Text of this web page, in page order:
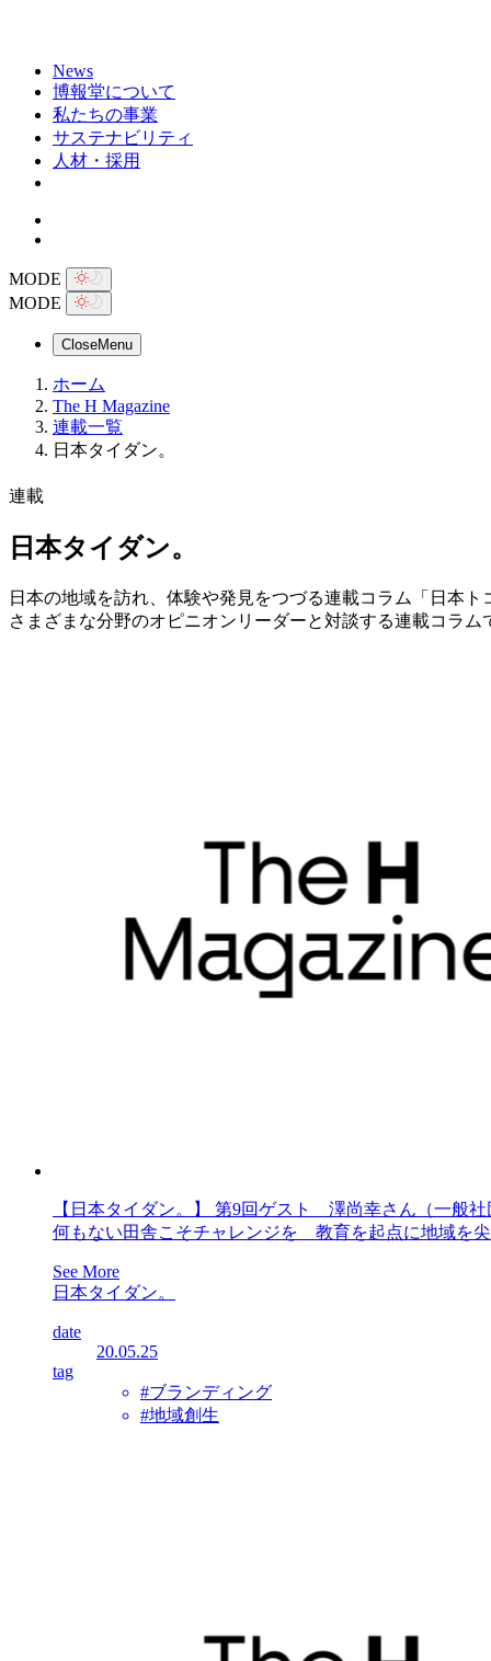
News
博報堂について
私たちの事業
サステナビリティ
人材・採用
MODE
MODE
CloseMenu
ホーム
The H Magazine
連載一覧
日本タイダン。
連載
日本タイダン。
日本の地域を訪れ、体験や発見をつづる連載コラム「日本
さまざまな分野のオピニオンリーダーと対談する連載コラム
【日本タイダン。】 第9回ゲスト 澤尚幸さん（一般
何もない田舎こそチャレンジを 教育を起点に地域を
See More
日本タイダン。
date
20.05.25
tag
#ブランディング
#地域創生